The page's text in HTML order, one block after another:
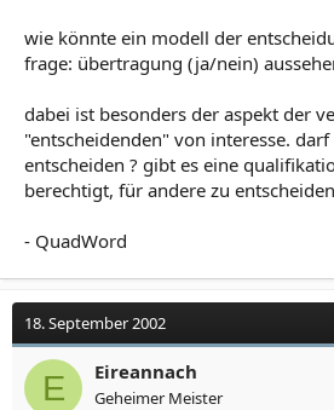
wie könnte ein modell der
frage: übertragung (ja/nein)
dabei ist besonders der aspekt der
"entscheidenden" von interesse.
entscheiden ? gibt es eine
berechtigt, für andere zu
- QuadWord
18. September 2002
E Eireannach
Geheimer Meister